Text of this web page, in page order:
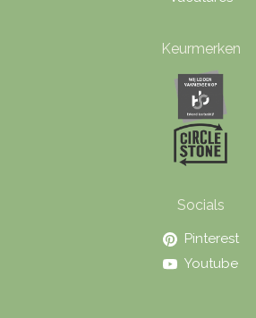
Keurmerken
Socials
Pinterest
Youtube